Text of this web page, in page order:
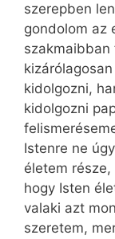
szerepben
gondolom az
szakmaibban
kidolgozni,
kidolgozni
Istenre ne
életem
hogy Isten
valaki azt
szeretem,